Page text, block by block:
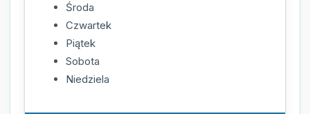
Środa
Czwartek
Piątek
Sobota
Niedziela